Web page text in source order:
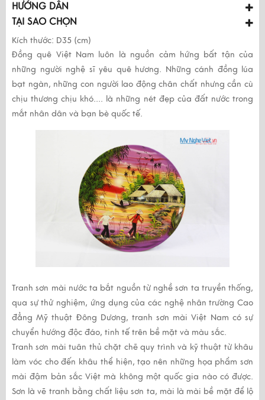
HƯỚNG DẪN
TẠI SAO CHỌN
Kích thước: D35 (cm)
Đồng quê Việt Nam luôn là nguồn cảm hứng bất tận của
những người nghệ sĩ yêu quê hương. Những cánh đồng lúa
bạt ngàn, những con người lao động chân chất nhưng cần cù
chịu thương chịu khó.... là những nét đẹp của đất nước trong
mắt nhân dân và bạn bè quốc tế.
Tranh sơn mài nước ta bắt nguồn từ nghề sơn ta truyền thống,
qua sự thử nghiệm, ứng dụng của các nghệ nhân trường Cao
đẳng Mỹ thuật Đông Dương, tranh sơn mài Việt Nam có sự
chuyển hướng độc đáo, tinh tế trên bề mặt và màu sắc.
Tranh sơn mài tuân thủ chặt chẽ quy trình và kỹ thuật từ khâu
làm vóc cho đến khâu thể hiện, tạo nên những họa phẩm sơn
mài đậm bản sắc Việt mà không một quốc gia nào có được.
Sơn là vẽ tranh bằng chất liệu sơn ta, mài là mài bề mặt để lộ